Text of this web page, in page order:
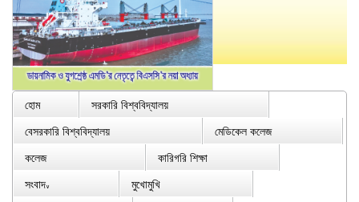
হোম
সরকারি বিশ্ববিদ্যালয়
বেসরকারি বিশ্ববিদ্যালয়
মেডিকেল কলেজ
কলেজ
কারিগরি শিক্ষা
সংবাদ∨
মুখোমুখি